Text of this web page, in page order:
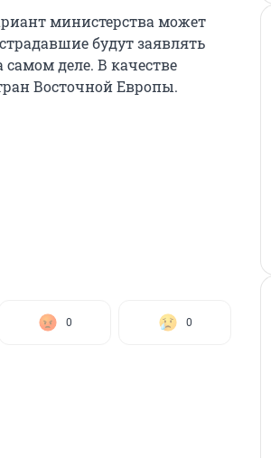
министерства может
будут заявлять
деле. В качестве
Восточной Европы.
0 0